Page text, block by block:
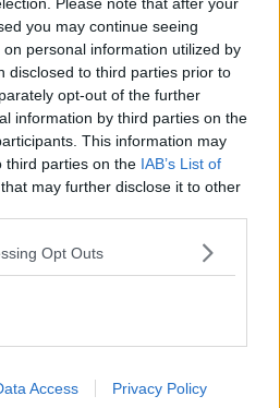
you may continue seeing
personal information utilized by
disclosed to third parties prior to
opt-out of the further
information by third parties on the
This information may
third parties on the IAB’s List of
that may further disclose it to other
Opt Outs
Access Privacy Policy
carb - regimul care vă ajută
și are beneficii pentru